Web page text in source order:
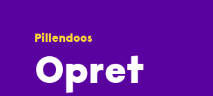
Pillendoos
Opret